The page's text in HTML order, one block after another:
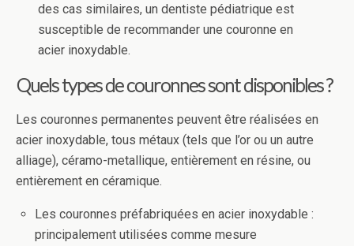
des cas similaires, un dentiste pédiatrique est
susceptible de recommander une couronne en
acier inoxydable.
Quels types de couronnes sont disponibles ?
Les couronnes permanentes peuvent être réalisées en
acier inoxydable, tous métaux (tels que l’or ou un autre
alliage), céramo-metallique, entièrement en résine, ou
entièrement en céramique.
Les couronnes préfabriquées en acier inoxydable :
principalement utilisées comme mesure